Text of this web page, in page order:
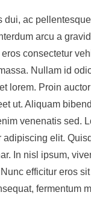
dui, ac
arcu a
consectetur
Nullam id
lorem. Proin
ut. Aliquam
venenatis sed.
adipiscing elit.
In nisl ipsum,
efficitur eros
fermentum